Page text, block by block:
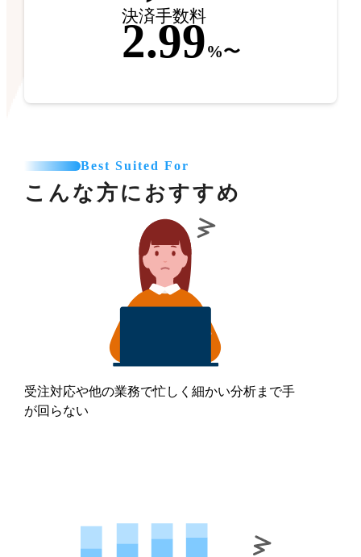
決済手数料
2.99%〜
Best Suited For
こんな方におすすめ
受注対応や他の業務で忙しく細かい分析まで手
が回らない